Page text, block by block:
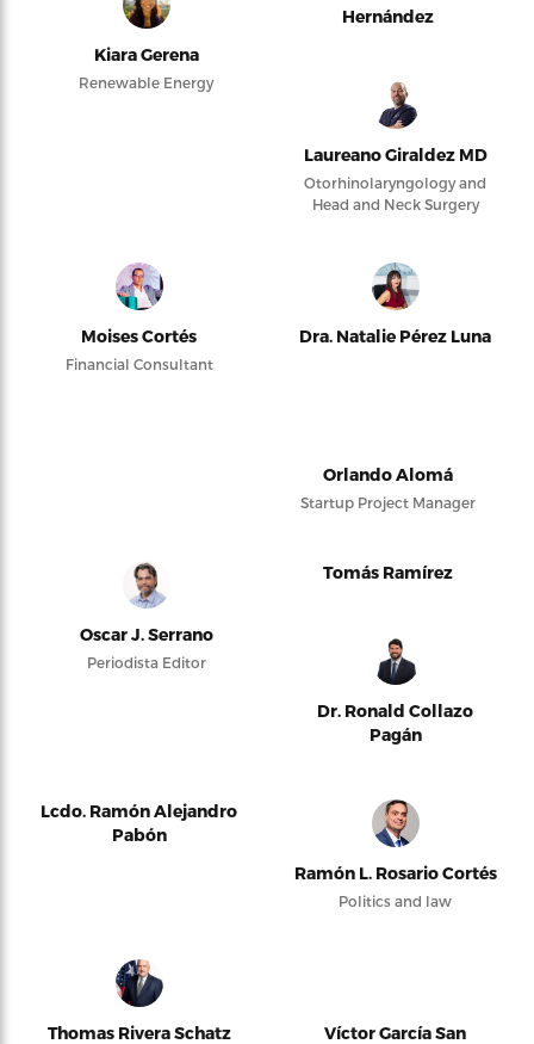
Kiara Gerena
Renewable Energy
Hernández
Laureano Giraldez MD
Otorhinolaryngology and
Head and Neck Surgery
Moises Cortés
Financial Consultant
Dra. Natalie Pérez Luna
Orlando Alomá
Startup Project Manager
Oscar J. Serrano
Periodista Editor
Tomás Ramírez
Dr. Ronald Collazo
Pagán
Lcdo. Ramón Alejandro
Pabón
Ramón L. Rosario Cortés
Politics and law
Thomas Rivera Schatz
Víctor García San